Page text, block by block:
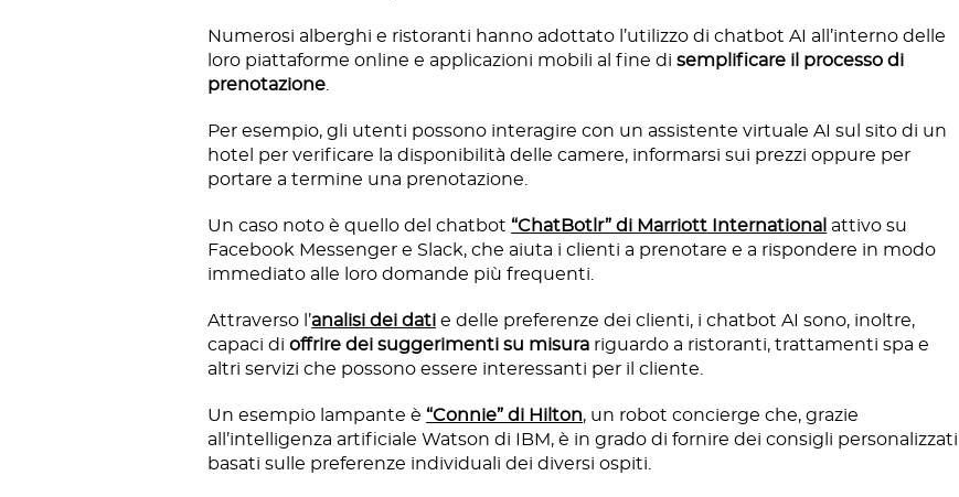
Numerosi alberghi e ristoranti hanno adottato l’utilizzo di chatbot AI all’interno delle
loro piattaforme online e applicazioni mobili al fine disemplificare il processo di
prenotazione
Per esempio, gli utenti possono interagire con un assistente virtuale AI sul sito di un
hotel per verificare la disponibilità delle camere, informarsi sui prezzi oppure per
portare a termine una prenotazione.
Un caso noto è quello del chatbot “ChatBotlr” di Marriott International attivo su
Facebook Messenger e Slack, che aiuta i clienti a prenotare e a rispondere in modo
immediato alle loro domande più frequenti.
Attraverso l’analisi dei dati e delle preferenze dei clienti, i chatbot AI sono, inoltre,
capaci dioffrire dei suggerimenti su misura riguardo a ristoranti, trattamenti spa e
altri servizi che possono essere interessanti per il cliente.
Un esempio lampante è “Connie” di Hilton, un robot concierge che, grazie
all’intelligenza artificiale Watson di IBM, è in grado di fornire dei consigli personalizzati
basati sulle preferenze individuali dei diversi ospiti.